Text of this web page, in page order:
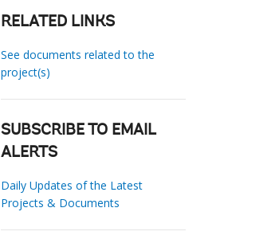
RELATED LINKS
See documents related to the
project(s)
SUBSCRIBE TO EMAIL
ALERTS
Daily Updates of the Latest
Projects & Documents